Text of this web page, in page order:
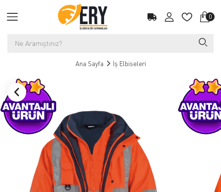
0
Ana Sayfa İş Elbiseleri